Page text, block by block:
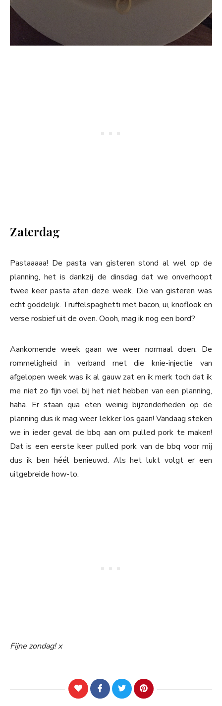
Zaterdag
Pastaaaaa! De pasta van gisteren stond al wel op de
planning, het is dankzij de dinsdag dat we onverhoopt
twee keer pasta aten deze week. Die van gisteren was
echt goddelijk. Truffelspaghetti met bacon, ui, knoflook en
verse rosbief uit de oven. Oooh, mag ik nog een bord?
Aankomende week gaan we weer normaal doen. De
rommeligheid in verband met die knie-injectie van
afgelopen week was ik al gauw zat en ik merk toch dat ik
me niet zo fijn voel bij het niet hebben van een planning,
haha. Er staan qua eten weinig bijzonderheden op de
planning dus ik mag weer lekker los gaan! Vandaag steken
we in ieder geval de bbq aan om pulled pork te maken!
Dat is een eerste keer pulled pork van de bbq voor mij
dus ik ben héél benieuwd. Als het lukt volgt er een
uitgebreide how-to.
Fijne zondag! x